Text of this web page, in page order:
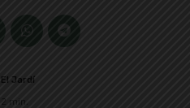
El Jardí
2 min.